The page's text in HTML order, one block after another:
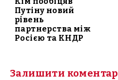
Путіну новий
рівень
партнерства між
Росією та КНДР
Залишити коментар